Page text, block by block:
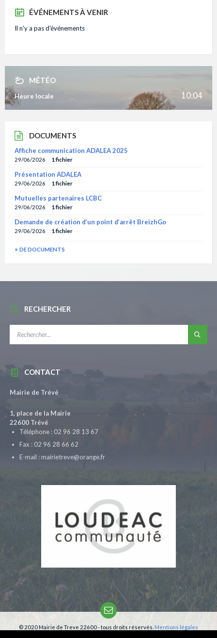
ÉVÉNEMENTS À VENIR
Il n'y a pas d'événements
MÉTÉO
Heure locale 10:04
DOCUMENTS
Affiche communication ADALEA 2025
29/06/2026 1 fichier
Présentation ADALEA
29/06/2026 1 fichier
Mutuelles partenaires LCBC
29/06/2026 1 fichier
Demande de création d’un point d’arrêt BreizhGo
29/06/2026 1 fichier
+ DE DOCUMENTS
RECHERCHER
CONTACT
Mairie de Trévé
1, place de la Mairie
22600 Trévé
Téléphone : 02 96 28 13 67
Fax : 02 96 28 66 62
E-mail : mairietreve@orange.fr
Email
© 2020 Mairie de Treve 22600 - tous droits réservés. Mentions légales